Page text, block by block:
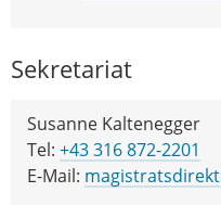
Sekretariat
Susanne Kaltenegger
Tel: +43 316 872-2201
E-Mail: